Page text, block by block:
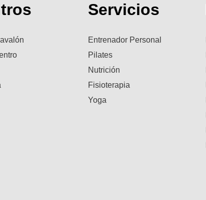
Servicios
Entrenador Personal
Pilates
Nutrición
Fisioterapia
Yoga